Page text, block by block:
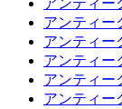
アンティー
アンティー
アンティー
アンティー
アンティー
アンティー